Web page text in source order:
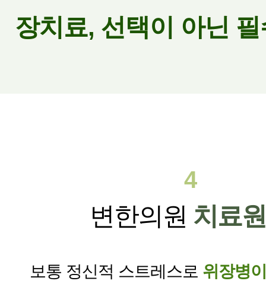
장치료, 선택이 아닌
4
변한의원 치료
보통 정신적 스트레스로 위장병